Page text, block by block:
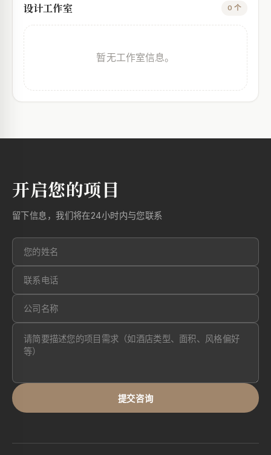
设计工作室 0 个
暂无工作室信息。
开启您的项目
留下信息，我们将在24小时内与您联系
提交咨询